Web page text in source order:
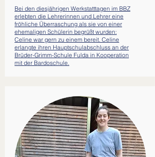
Bei den diesjährigen Werkstatttagen im BBZ
erlebten die Lehrerinnen und Lehrer eine
fröhliche Überraschung als sie von einer
ehemaligen Schülerin begrüßt wurden:
Celine war gern zu einem bereit. Celine
erlangte ihren Hauptschulabschluss an der
Brüder-Grimm-Schule Fulda in Kooperation
mit der Bardoschule.